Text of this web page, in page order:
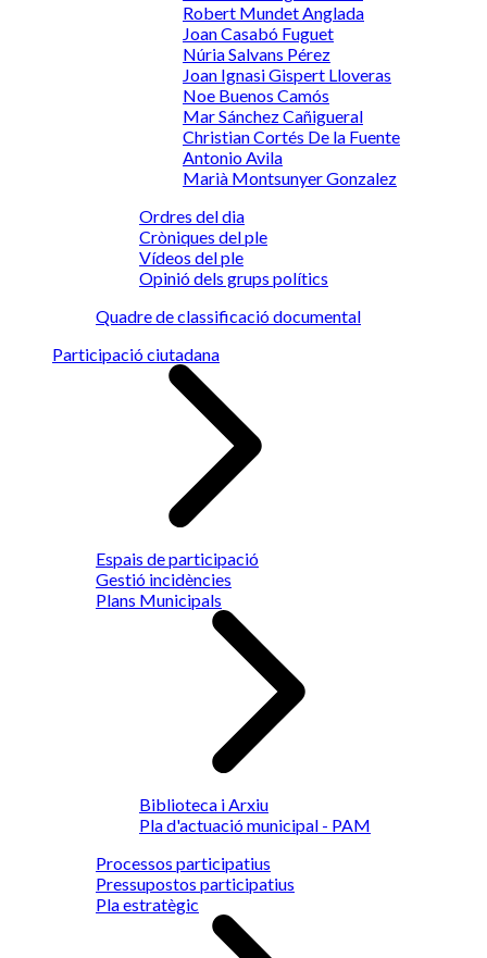
Robert Mundet Anglada
Joan Casabó Fuguet
Núria Salvans Pérez
Joan Ignasi Gispert Lloveras
Noe Buenos Camós
Mar Sánchez Cañigueral
Christian Cortés De la Fuente
Antonio Avila
Marià Montsunyer Gonzalez
Ordres del dia
Cròniques del ple
Vídeos del ple
Opinió dels grups polítics
Quadre de classificació documental
Participació ciutadana
Espais de participació
Gestió incidències
Plans Municipals
Biblioteca i Arxiu
Pla d'actuació municipal - PAM
Processos participatius
Pressupostos participatius
Pla estratègic